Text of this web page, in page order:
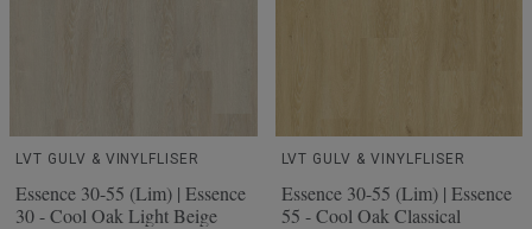
LVT GULV & VINYLFLISER
Essence 30-55 (Lim) | Essence
30 - Cool Oak Light Beige
LVT GULV & VINYLFLISER
Essence 30-55 (Lim) | Essence
55 - Cool Oak Classical